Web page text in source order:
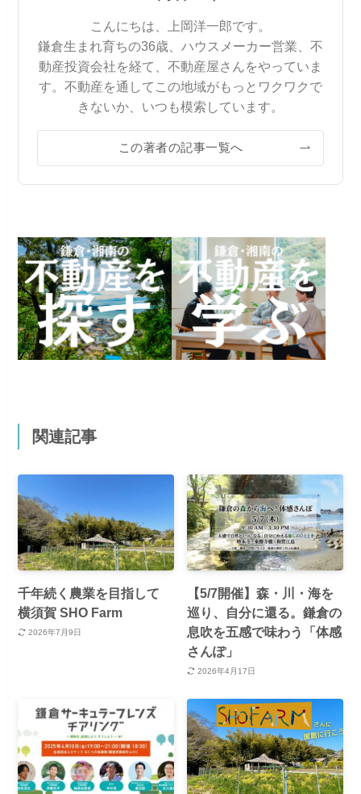
こんにちは、上岡洋一郎です。
鎌倉生まれ育ちの36歳、ハウスメーカー営業、不
動産投資会社を経て、不動産屋さんをやっていま
す。不動産を通してこの地域がもっとワクワクで
きないか、いつも模索しています。
この著者の記事一覧へ
関連記事
千年続く農業を目指して
横須賀 SHO Farm
2026年7月9日
【5/7開催】森・川・海を
巡り、自分に還る。鎌倉の
息吹を五感で味わう「体感
さんぽ」
2026年4月17日